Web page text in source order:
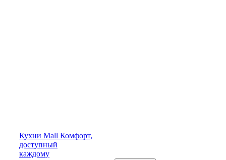
Кухни Mall Комфорт,
доступный
каждому